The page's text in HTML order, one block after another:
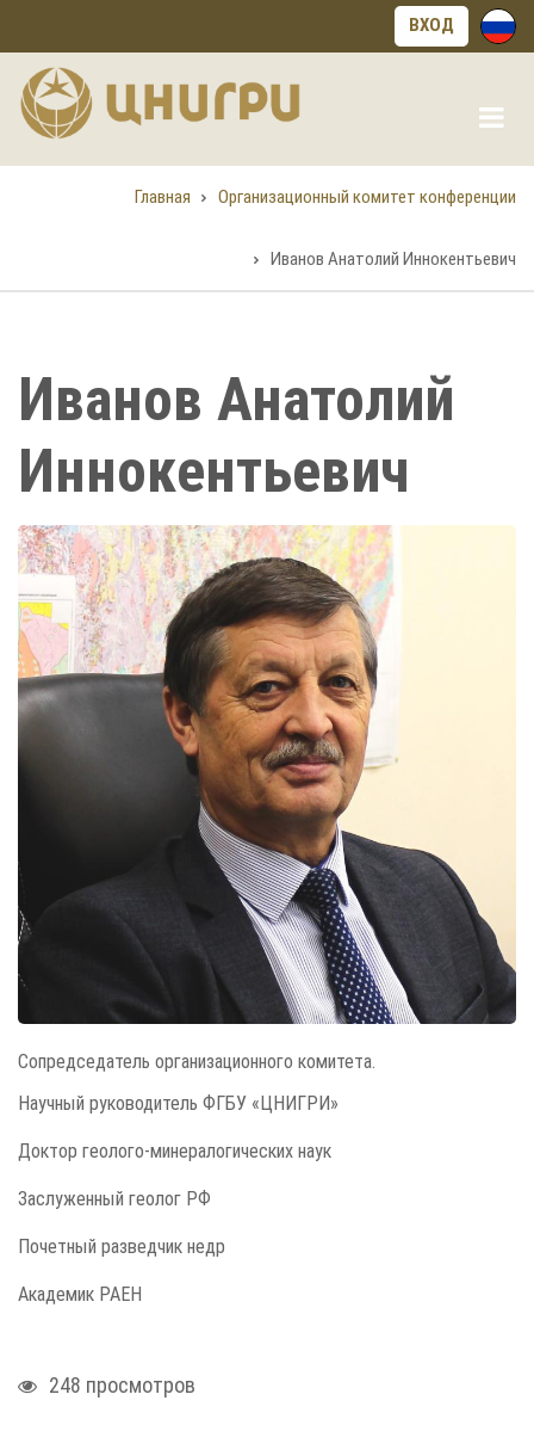
к
основному
содержанию
ВХОД
Главная Организационный комитет конференции
Иванов Анатолий Иннокентьевич
Иванов Анатолий
Иннокентьевич
Сопредседатель организационного комитета.
Научный руководитель ФГБУ «ЦНИГРИ»
Доктор геолого-минералогических наук
Заслуженный геолог РФ
Почетный разведчик недр
Академик РАЕН
248 просмотров